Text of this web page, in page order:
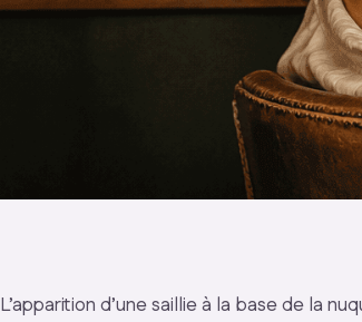
L’apparition d’une saillie à la base de la